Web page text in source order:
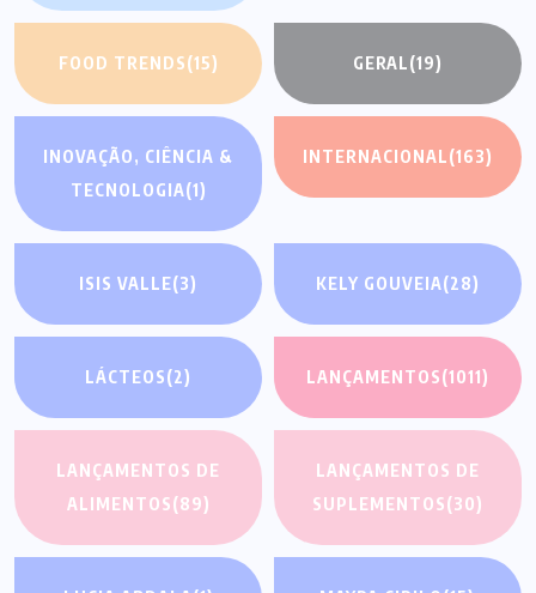
FOOD TRENDS(15) GERAL(19)
INOVAÇÃO, CIÊNCIA &
TECNOLOGIA(1)
INTERNACIONAL(163)
ISIS VALLE(3) KELY GOUVEIA(28)
LÁCTEOS(2) LANÇAMENTOS(1011)
LANÇAMENTOS DE
ALIMENTOS(89)
LANÇAMENTOS DE
SUPLEMENTOS(30)